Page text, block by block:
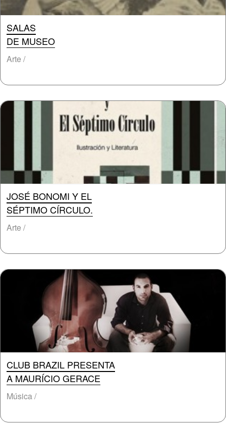
SALAS
DE MUSEO
Arte /
JOSÉ BONOMI Y EL
SÉPTIMO CÍRCULO.
Arte /
CLUB BRAZIL PRESENTA
A MAURÍCIO GERACE
Música /